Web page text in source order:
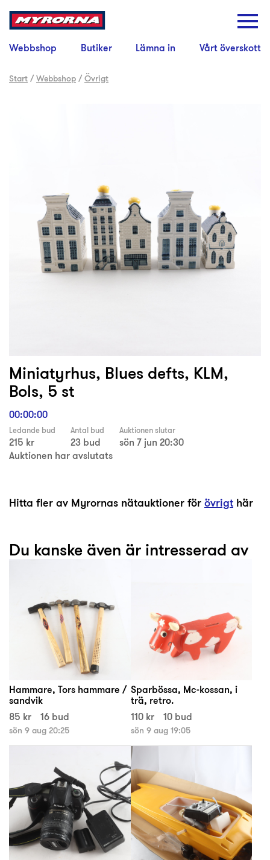
Webbshop Butiker Lämna in Vårt överskott
Start /Webbshop /Övrigt
Miniatyrhus, Blues defts, KLM,
Bols, 5 st
00:00:00
Ledande bud
215 kr
Antal bud
23 bud
Auktionen slutar
sön 7 jun 20:30
Auktionen har avslutats
Hitta fler av Myrornas nätauktioner förövrigt här
Du kanske även är intresserad av
Hammare, Tors hammare /
sandvik
85 kr
16 bud
sön 9 aug 20:25
Sparbössa, Mc-kossan, i
trä, retro.
110 kr
10 bud
sön 9 aug 19:05